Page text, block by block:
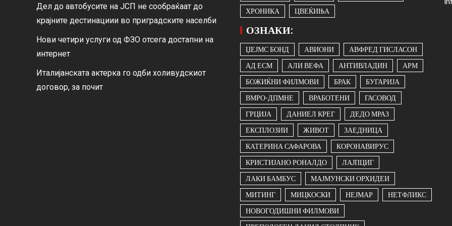
Дел до автобусите на ЈСП не сообраќаат до
крајните дестинациии во приградските населби
Нови четири услуги од ФЗО отсега достапни на
интернет
Италијанската актерка го одби холивудскиот
договор, за почит
ХРОНИКА
ЦВЕЌИЊА
ОЗНАКИ:
ЏЕЈМС БОНД АВИОНИ
АВФРЕД ГИСЛАСОН
АД ЕСМ
АЛИ ВЕФА АНТИВЛАДИН
АРМ
БОЖИЌНИ ФИЛМОВИ
БРАК
БУГАРИЈА
ВМРО-ДПМНЕ
ВРАБОТЕНИ
ГАСОВОД
ГРЦИЈА
ДАНИЕЛ КРЕГ
ДЕДО МРАЗ
ЕКСПЛОЗИИ
ЖИВОТ
ЗАЕДНИЦА
КАТЕРИНА САФАРОВА
КОРОНАВИРУС
КРИСТИЈАНО РОНАЛДО
ЛАЈПЦИГ
ЛАКИ БАМБУС
МАЈМУНСКИ ОРХИДЕИ
МИТИНГ
МИЦКОСКИ НЕЈМАР
НЕТФЛИКС
НОВОГОДИШНИ ФИЛМОВИ